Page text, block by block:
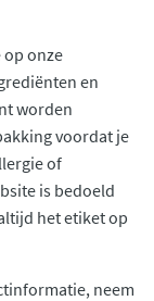
onze
en
worden
voordat je
of
is bedoeld
het etiket op
neem